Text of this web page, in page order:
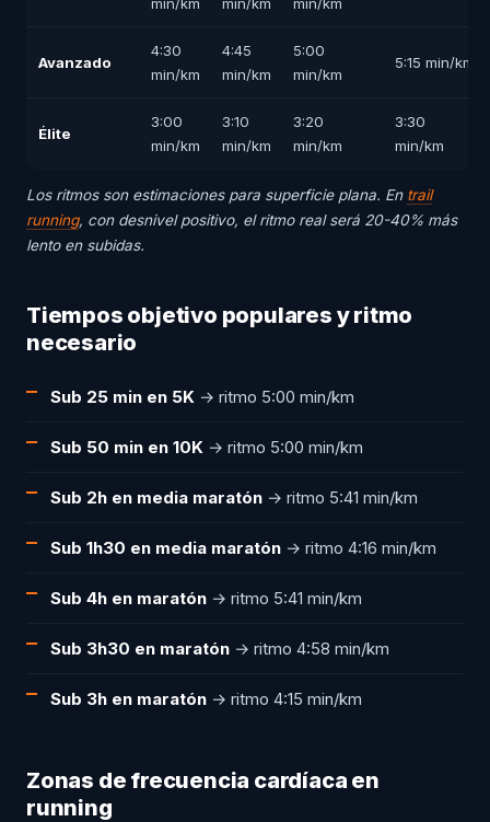
Avanzado
4:30
min/km
4:45
min/km
5:00
min/km
5:15 min/km
Élite
3:00
min/km
3:10
min/km
3:20
min/km
3:30
min/km
Los ritmos son estimaciones para superficie plana. En trail
running, con desnivel positivo, el ritmo real será 20-40% más
lento en subidas.
Tiempos objetivo populares y ritmo
necesario
Sub 25 min en 5K → ritmo 5:00 min/km
Sub 50 min en 10K → ritmo 5:00 min/km
Sub 2h en media maratón → ritmo 5:41 min/km
Sub 1h30 en media maratón → ritmo 4:16 min/km
Sub 4h en maratón → ritmo 5:41 min/km
Sub 3h30 en maratón → ritmo 4:58 min/km
Sub 3h en maratón → ritmo 4:15 min/km
Zonas de frecuencia cardíaca en
running